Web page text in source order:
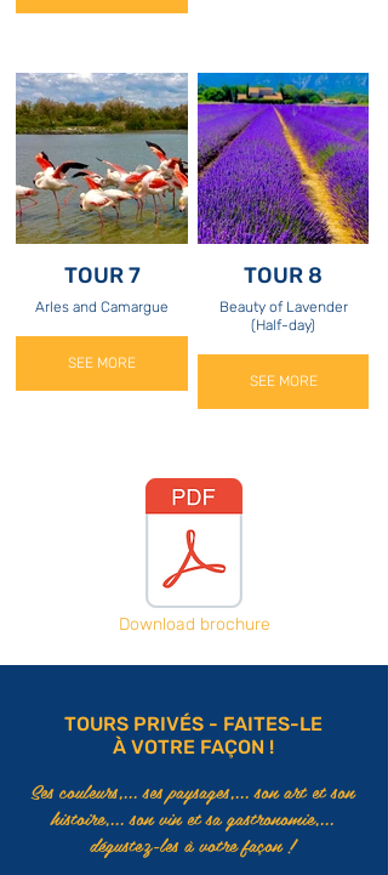
TOUR 7
Arles and Camargue
SEE MORE
TOUR 8
Beauty of Lavender
(Half-day)
SEE MORE
Download brochure
TOURS PRIVÉS - FAITES-LE
À VOTRE FAÇON !
Ses couleurs,... ses paysages,... son art et son
histoire,... son vin et sa gastronomie,...
dégustez-les à votre façon !